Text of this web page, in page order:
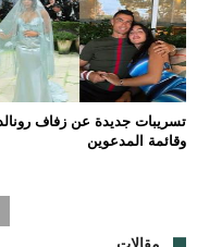
تسريبات جديدة عن زفاف
وقائمة المدعوين